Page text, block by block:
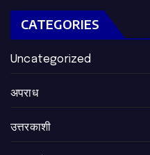
CATEGORIES
Uncategorized
अपराध
उत्तरकाशी